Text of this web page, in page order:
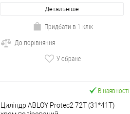
Детальніше
Придбати в 1 клік
До порівняння
У обране
В наявності
Циліндр ABLOY Protec2 72T (31*41T)